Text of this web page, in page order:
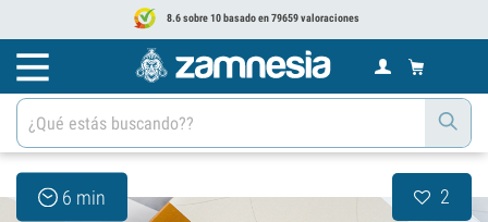
8.6 sobre 10 basado en 79659 valoraciones
6 min 2